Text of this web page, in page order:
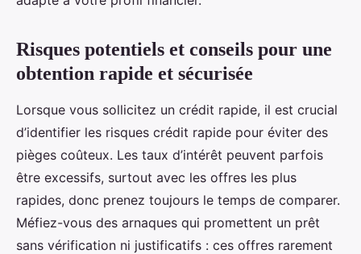
Risques potentiels et conseils pour une
obtention rapide et sécurisée
Lorsque vous sollicitez un crédit rapide, il est crucial
d’identifier les risques crédit rapide pour éviter des
pièges coûteux. Les taux d’intérêt peuvent parfois
être excessifs, surtout avec les offres les plus
rapides, donc prenez toujours le temps de comparer.
Méfiez-vous des arnaques qui promettent un prêt
sans vérification ni justificatifs : ces offres rarement